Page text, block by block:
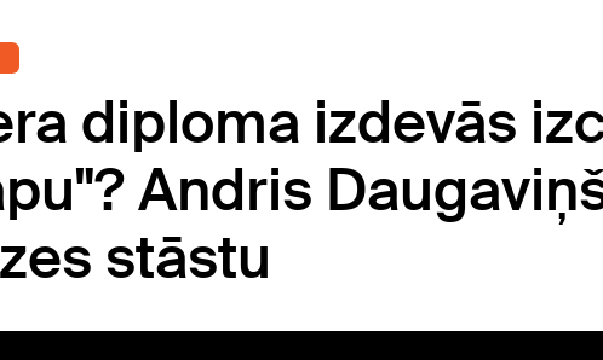
diploma izdevās
Andris
stāstu